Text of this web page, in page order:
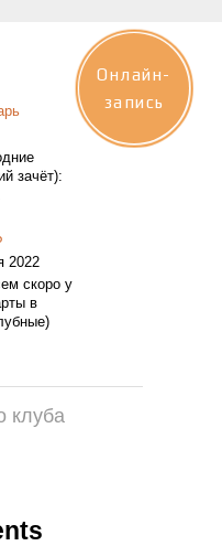
зачёт):
2022
скоро у
в
клуба
Онлайн-
запись